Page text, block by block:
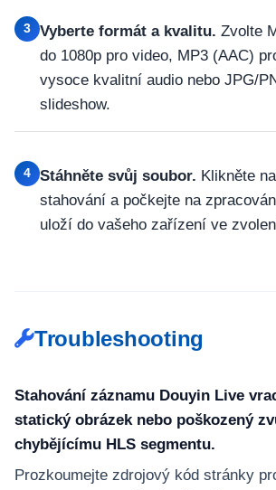
3 Vyberte formát a kvalitu. Zvolte
do 1080p pro video, MP3 (AAC)
vysoce kvalitní audio nebo JPG/
slideshow.
4 Stáhněte svůj soubor. Klikněte
stahování a počkejte na
uloží do vašeho zařízení ve
Troubleshooting
Stahování záznamu Douyin Live
statický obrázek nebo poškozený
chybějícímu HLS segmentu.
Prozkoumejte zdrojový kód stránky